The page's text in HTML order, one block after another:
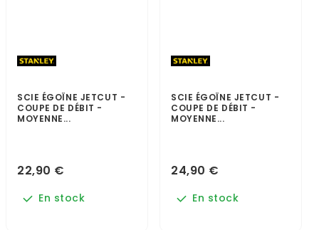
SCIE ÉGOÏNE JETCUT -
COUPE DE DÉBIT -
MOYENNE...
22,90 €
En stock
SCIE ÉGOÏNE JETCUT -
COUPE DE DÉBIT -
MOYENNE...
24,90 €
En stock